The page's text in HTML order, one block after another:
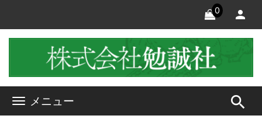
0
メニュー search